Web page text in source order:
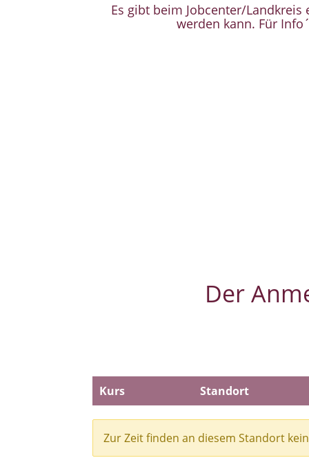
Es gibt beim Jobcenter/
werden kann. Für
Der